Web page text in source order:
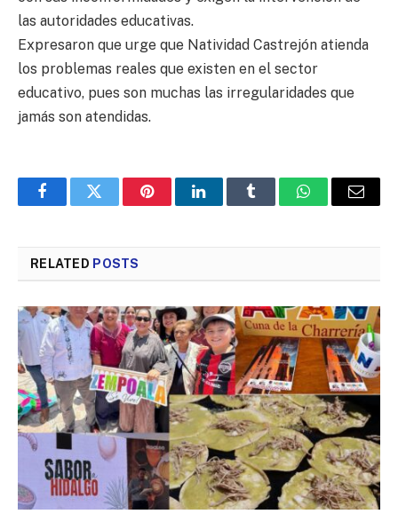
las autoridades educativas.
Expresaron que urge que Natividad Castrejón atienda
los problemas reales que existen en el sector
educativo, pues son muchas las irregularidades que
jamás son atendidas.
FacebookTwitter PinterestLinkedInTumblr WhatsAppEmail
RELATED POSTS